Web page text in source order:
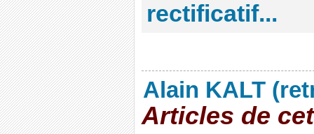
rectificatif...
Alain KALT
Articles de